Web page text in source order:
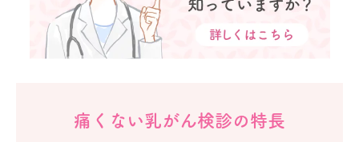
痛くない乳がん検診の特長